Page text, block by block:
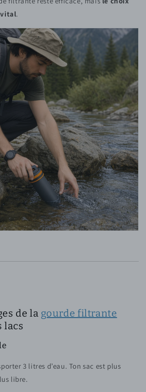
vital.
de la gourde filtrante
lacs
3 litres d’eau. Ton sac est plus
libre.